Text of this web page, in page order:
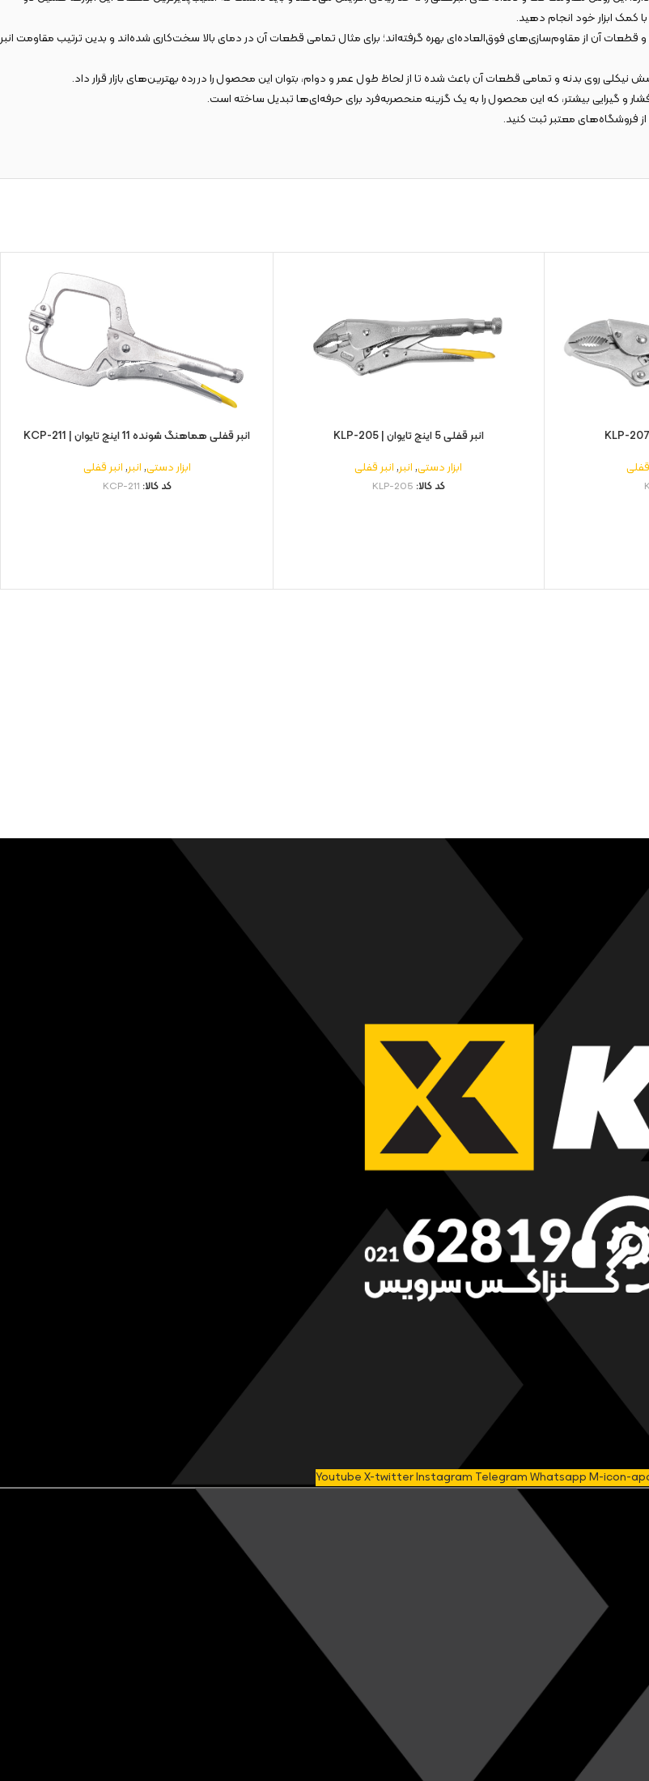
کمک ابزار خود انجام دهید.
آن از مقاوم‌سازی‌های فوق‌العاده‌ای بهره گرفته‌اند؛ برای مثال تمامی قطعات آن در دمای بالا سخت‌کاری شده‌اند و بدین ترتیب مقاومت انبر
روی بدنه و تمامی قطعات آن باعث شده تا از لحاظ طول عمر و دوام، بتوان این محصول را در رده بهترین‌های بازار قرار داد.
فروشگاه‌های معتبر ثبت کنید.
قفلی
انبر قفلی 5 اینچ تایوان | KLP-205
ابزار دستی,انبر,انبر قفلی
کد کالا: KLP-205
انبر قفلی هماهنگ شونده 11 اینچ تایوان | KCP-211
ابزار دستی,انبر,انبر قفلی
کد کالا: KCP-211
YoutubeX-twitterInstagram TelegramWhatsappM-icon-